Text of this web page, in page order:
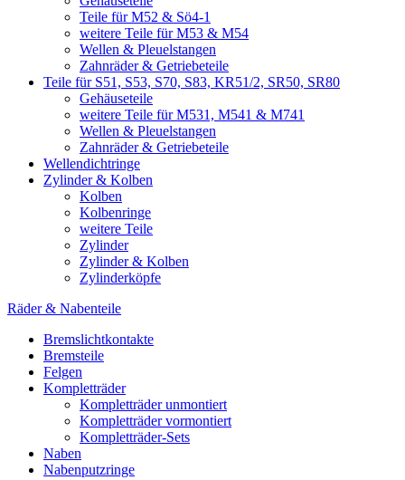
Teile für M52 & Sö4-1
weitere Teile für M53 & M54
Wellen & Pleuelstangen
Zahnräder & Getriebeteile
Teile für S51, S53, S70, S83, KR51/2, SR50, SR80
Gehäuseteile
weitere Teile für M531, M541 & M741
Wellen & Pleuelstangen
Zahnräder & Getriebeteile
Wellendichtringe
Zylinder & Kolben
Kolben
Kolbenringe
weitere Teile
Zylinder
Zylinder & Kolben
Zylinderköpfe
Räder & Nabenteile
Bremslichtkontakte
Bremsteile
Felgen
Kompletträder
Kompletträder unmontiert
Kompletträder vormontiert
Kompletträder-Sets
Naben
Nabenputzringe